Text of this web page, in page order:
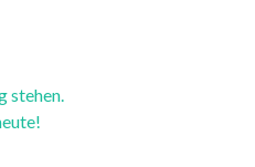
stehen.